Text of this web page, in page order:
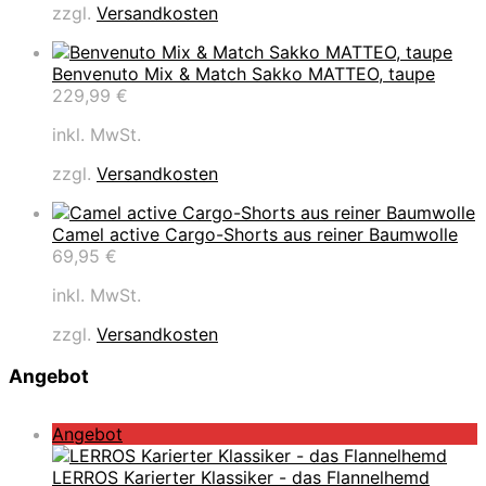
zzgl. Versandkosten
Benvenuto Mix & Match Sakko MATTEO, taupe
229,99 €
inkl. MwSt.
zzgl. Versandkosten
Camel active Cargo-Shorts aus reiner Baumwolle
69,95 €
inkl. MwSt.
zzgl. Versandkosten
Angebot
Angebot
r
o
LERROS Karierter Klassiker - das Flannelhemd